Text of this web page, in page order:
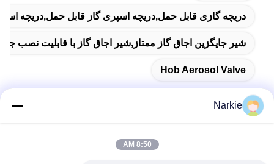
دریچه گازی قابل حمل,دریچه اسپری گاز قابل حمل,دریچه
شیر جایگزین اجاق گاز ممتاز,شیر اجاق گاز با قابلیت نصب
Hob Aerosol Valve
Narkie
8:50 AM